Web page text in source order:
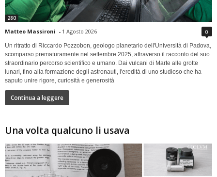
280
Matteo Massironi - 1 Agosto 2026 0
Un ritratto di Riccardo Pozzobon, geologo planetario dell'Università di Padova,
scomparso prematuramente nel settembre 2025, attraverso il racconto del suo
straordinario percorso scientifico e umano. Dai vulcani di Marte alle grotte
lunari, fino alla formazione degli astronauti, l'eredità di uno studioso che ha
saputo unire rigore, curiosità e generosità
Continua a leggere
Una volta qualcuno li usava